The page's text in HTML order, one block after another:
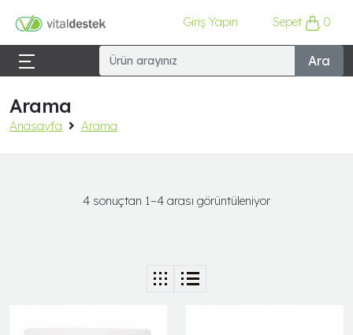
Giriş Yapın Sepet 0
Ara
Arama
Anasayfa Arama
4 sonuçtan 1–4 arası görüntüleniyor